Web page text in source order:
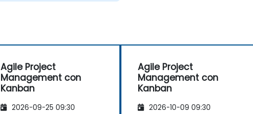
Agile Project
Management con
Kanban
2026-09-25 09:30
Agile Project
Management con
Kanban
2026-10-09 09:30